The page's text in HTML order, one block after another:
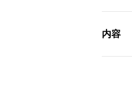
内容